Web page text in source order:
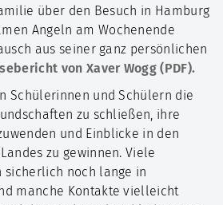
über den Besuch in Hamburg
Angeln am Wochenende
aus seiner ganz persönlichen
von Xaver Wogg (PDF).
Schülerinnen und Schülern die
zu schließen, ihre
und Einblicke in den
zu gewinnen. Viele
sicherlich noch lange in
manche Kontakte vielleicht